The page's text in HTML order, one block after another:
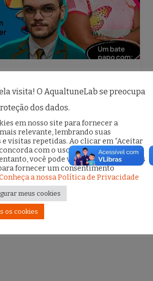
Virtual com Mídias
2025
Virtual com Mídias Periféricas
E
m
ai
l
S
h
ar
e
visita! O AqualtuneLab se preocupa
dos dados.
em nosso site para fornecer a
relevante, lembrando suas
visitas repetidas. Ao clicar em “Aceitar
com o uso de TODOS os
você pode visitar "Configurações
fornecer um consentimento
a nossa Política de Privacidade
meus cookies
os cookies